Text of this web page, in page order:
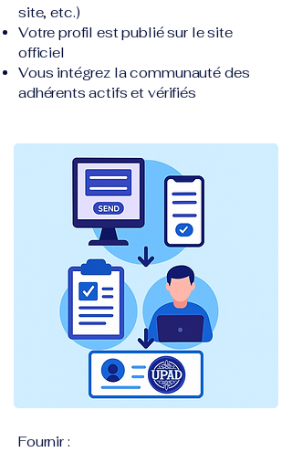
site, etc.)
Votre profil est publié sur le site
officiel
Vous intégrez la communauté des
adhérents actifs et vérifiés
Fournir :​